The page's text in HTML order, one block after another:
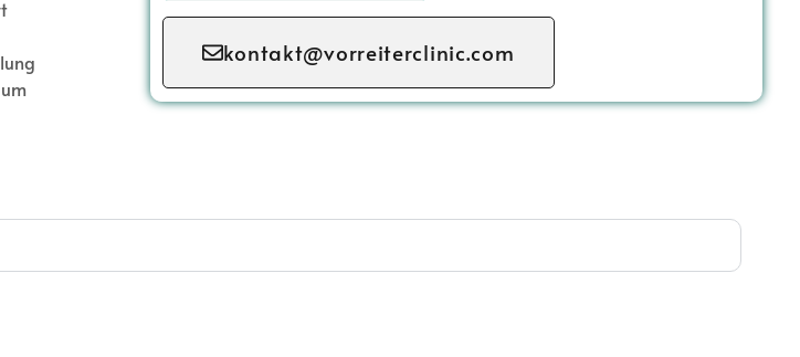
kontakt@vorreiterclinic.com